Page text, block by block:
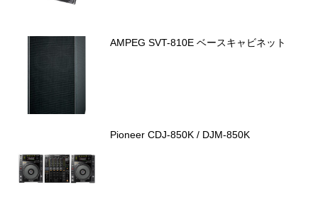
AMPEG SVT-810E ベースキャビネット
Pioneer CDJ-850K / DJM-850K